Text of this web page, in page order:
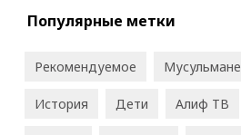
Популярные метки
Рекомендуемое Мусульмане
История Дети Алиф ТВ